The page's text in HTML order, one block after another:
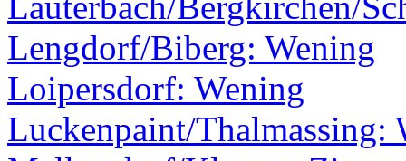
Lengdorf/Biberg: Wening
Loipersdorf: Wening
Luckenpaint/Thalmassing: